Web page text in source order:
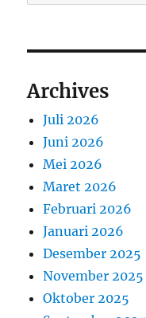
Archives
Juli 2026
Juni 2026
Mei 2026
Maret 2026
Februari 2026
Januari 2026
Desember 2025
November 2025
Oktober 2025